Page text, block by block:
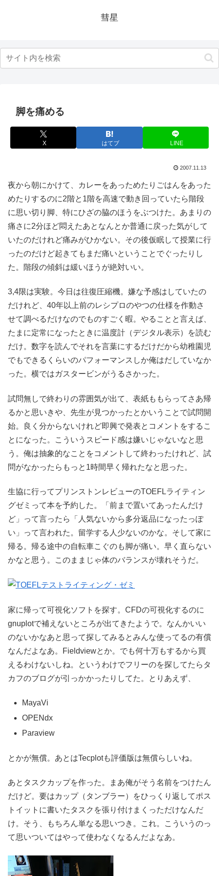
彗星
脚を痛める
X はてブ LINE
2007.11.13
夜から朝にかけて、カレーをあっためたりごはんをあった
めたりするのに2階と1階を高速で動き回っていたら階段
に思い切り脚、特にひざの脇のほうをぶつけた。あまりの
痛さに2分ほど悶えたあとなんとか普通に戻った気がして
いたのだけれど痛みがひかない。その後仮眠して授業に行
ったのだけど起きてもまだ痛いということでぐったりし
た。階段の傾斜は緩いほうが絶対いい。
3,4限は実験。今日は往復圧縮機。嫌な予感はしていたの
だけれど、40年以上前のレシプロのやつの仕様を作動さ
せて調べるだけなのでものすごく暇。やることと言えば、
たまに定常になったときに温度計（デジタル表示）を読む
だけ。数字を読んでそれを言葉にするだけだから幼稚園児
でもできるくらいのパフォーマンスしか俺はだしていなか
った。横ではガスタービンがうるさかった。
試問無しで終わりの雰囲気が出て、表紙ももらってさあ帰
るかと思いきや、先生が見つかったとかいうことで試問開
始。良く分からないけれど即興で発表とコメントをするこ
とになった。こういうスピード感は嫌いじゃないなと思
う。俺は抽象的なことをコメントして終わったけれど、試
問がなかったらもっと1時間早く帰れたなと思った。
生協に行ってプリンストンレビューのTOEFLライティン
グゼミって本を予約した。「前まで置いてあったんだけ
ど」って言ったら「人気ないから多分返品になったっぽ
い」って言われた。留学する人少ないのかな。そして家に
帰る。帰る途中の自転車こぐのも脚が痛い。早く直らない
かなと思う。このままじゃ体のバランスが壊れそうだ。
家に帰って可視化ソフトを探す。CFDの可視化するのに
gnuplotで補えないところが出てきたようで。なんかいい
のないかなあと思って探してみるとみんな使ってるの有償
なんだよなあ。Fieldviewとか。でも何十万もするから買
えるわけないしね。というわけでフリーのを探してたらタ
カフのブログが引っかかったりしてた。とりあえず、
MayaVi
OPENdx
Paraview
とかが無償。あとはTecplotも評価版は無償らしいね。
あとタスクカップを作った。まあ俺がそう名前をつけたん
だけど。要はカップ（タンブラー）をひっくり返してポス
トイットに書いたタスクを張り付けまくっただけなんだ
け。そう、もちろん単なる思いつき。これ。こういうのっ
て思いついてはやって使わなくなるんだよなあ。